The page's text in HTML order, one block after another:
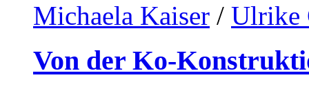
Michaela Kaiser / Ulrike
Von der Ko-